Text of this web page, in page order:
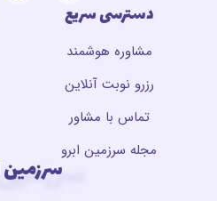
سرزمین
سرزمین
دسترسی سریع
مشاوره هوشمند
رزرو نوبت آنلاین
تماس با مشاور
مجله سرزمین ابرو